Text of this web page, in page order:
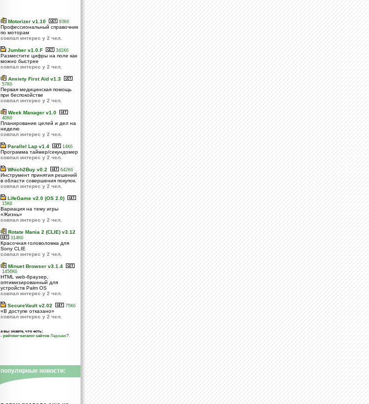
Motorizer v1.10 93Кб
Профессиональный справочник
по моторам
совпал интерес у 2 чел.
Jumber v1.0.F 341Кб
Разместите цифры на поле как
можно быстрее
совпал интерес у 2 чел.
Anxiety First Aid v1.3
57Кб
Первая медицинская помощь
при беспокойстве
совпал интерес у 2 чел.
Week Manager v1.0
40Кб
Планирование целей и дел на
неделю
совпал интерес у 2 чел.
Parallel Lap v1.4 14Кб
Программа таймер/секундомер
совпал интерес у 2 чел.
Which2Buy v0.2 642Кб
Инструмент принятия решений
в области совершения покупок.
совпал интерес у 2 чел.
LifeGame v2.0 (OS 2.0)
15Кб
Вариация на тему игры
«Жизнь»
совпал интерес у 2 чел.
Rotate Mania 2 (CLIE) v3.12
314Кб
Красочная головоломка для
Sony CLIE
совпал интерес у 2 чел.
Minuet Browser v3.1.4
1456Кб
HTML web-браузер,
оптимизированный для
устройств Palm OS
совпал интерес у 2 чел.
SecureVault v2.02 75Кб
«В доступе отказано»
совпал интерес у 2 чел.
а вы знаете, что есть:
- рейтинг-каталог сайтов Ладошек?
популярные новости: